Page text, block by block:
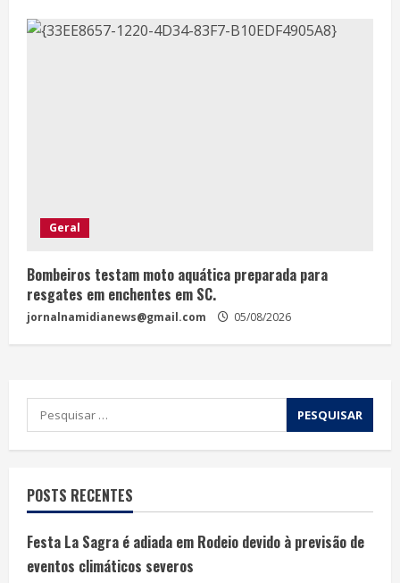
Geral
Bombeiros testam moto aquática preparada para
resgates em enchentes em SC.
jornalnamidianews@gmail.com 05/08/2026
POSTS RECENTES
Festa La Sagra é adiada em Rodeio devido à previsão de
eventos climáticos severos